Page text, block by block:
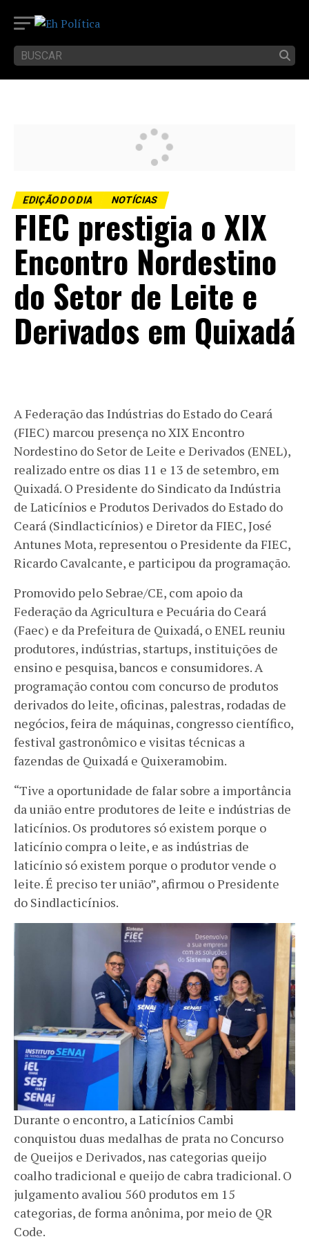
EDIÇÃO DO DIA NOTÍCIAS
FIEC prestigia o XIX
Encontro Nordestino
do Setor de Leite e
Derivados em Quixadá
A Federação das Indústrias do Estado do Ceará
(FIEC) marcou presença no XIX Encontro
Nordestino do Setor de Leite e Derivados (ENEL),
realizado entre os dias 11 e 13 de setembro, em
Quixadá. O Presidente do Sindicato da Indústria
de Laticínios e Produtos Derivados do Estado do
Ceará (Sindlacticínios) e Diretor da FIEC, José
Antunes Mota, representou o Presidente da FIEC,
Ricardo Cavalcante, e participou da programação.
Promovido pelo Sebrae/CE, com apoio da
Federação da Agricultura e Pecuária do Ceará
(Faec) e da Prefeitura de Quixadá, o ENEL reuniu
produtores, indústrias, startups, instituições de
ensino e pesquisa, bancos e consumidores. A
programação contou com concurso de produtos
derivados do leite, oficinas, palestras, rodadas de
negócios, feira de máquinas, congresso científico,
festival gastronômico e visitas técnicas a
fazendas de Quixadá e Quixeramobim.
“Tive a oportunidade de falar sobre a importância
da união entre produtores de leite e indústrias de
laticínios. Os produtores só existem porque o
laticínio compra o leite, e as indústrias de
laticínio só existem porque o produtor vende o
leite. É preciso ter união”, afirmou o Presidente
do Sindlacticínios.
Durante o encontro, a Laticínios Cambi
conquistou duas medalhas de prata no Concurso
de Queijos e Derivados, nas categorias queijo
coalho tradicional e queijo de cabra tradicional. O
julgamento avaliou 560 produtos em 15
categorias, de forma anônima, por meio de QR
Code.